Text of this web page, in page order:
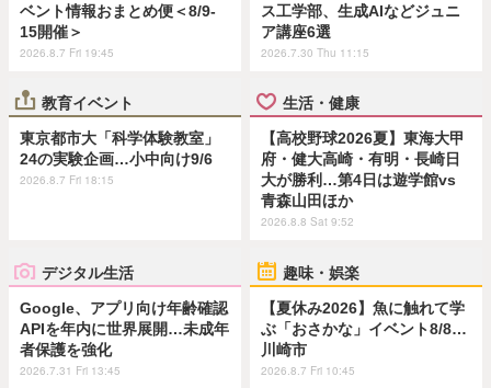
ベント情報おまとめ便＜8/9-
15開催＞
2026.8.7 Fri 19:45
ス工学部、生成AIなどジュニ
ア講座6選
2026.7.30 Thu 11:15
教育イベント
東京都市大「科学体験教室」
24の実験企画…小中向け9/6
2026.8.7 Fri 18:15
生活・健康
【高校野球2026夏】東海大甲
府・健大高崎・有明・長崎日
大が勝利…第4日は遊学館vs
青森山田ほか
2026.8.8 Sat 9:52
デジタル生活
Google、アプリ向け年齢確認
APIを年内に世界展開…未成年
者保護を強化
2026.7.31 Fri 13:45
趣味・娯楽
【夏休み2026】魚に触れて学
ぶ「おさかな」イベント8/8…
川崎市
2026.8.7 Fri 10:45